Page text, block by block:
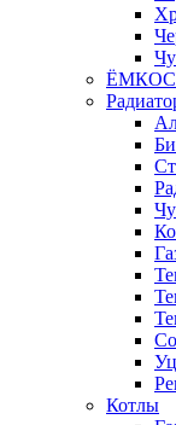
Котлы